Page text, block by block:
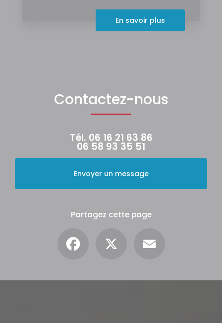
En savoir plus
Contactez-nous
Tél. 06 16 21 63 86
06 58 93 35 51
Envoyer un message
Partagez cette page